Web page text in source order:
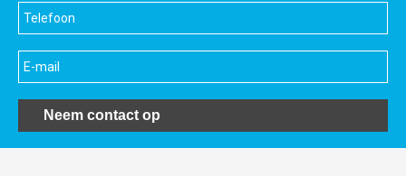
Neem contact op